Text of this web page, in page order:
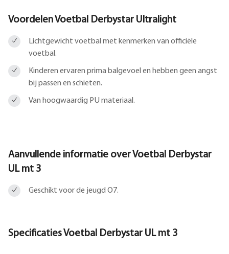
Voordelen Voetbal Derbystar Ultralight
Lichtgewicht voetbal met kenmerken van officiële
voetbal.
Kinderen ervaren prima balgevoel en hebben geen angst
bij passen en schieten.
Van hoogwaardig PU materiaal.
Aanvullende informatie overVoetbal Derbystar
UL mt 3
Geschikt voor de jeugd O7.
Specificaties Voetbal Derbystar UL mt 3